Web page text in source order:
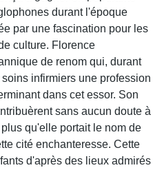
durant l'époque
par une fascination pour les
culture. Florence
de renom qui, durant
infirmiers une profession
dans cet essor. Son
sans aucun doute à
qu'elle portait le nom de
cité enchanteresse. Cette
d'après des lieux admirés